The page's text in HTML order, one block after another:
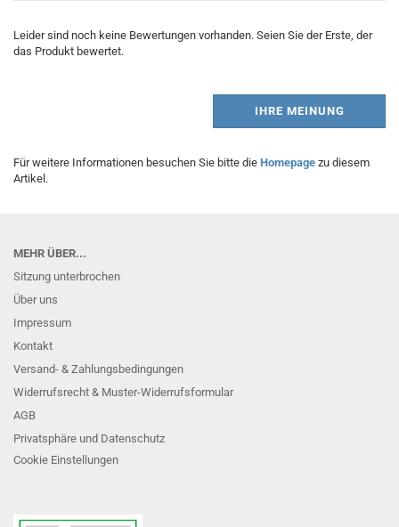
Leider sind noch keine Bewertungen vorhanden. Seien Sie der Erste, der
das Produkt bewertet.
IHRE MEINUNG
Für weitere Informationen besuchen Sie bitte die Homepage zu diesem
Artikel.
MEHR ÜBER...
Sitzung unterbrochen
Über uns
Impressum
Kontakt
Versand- & Zahlungsbedingungen
Widerrufsrecht & Muster-Widerrufsformular
AGB
Privatsphäre und Datenschutz
Cookie Einstellungen